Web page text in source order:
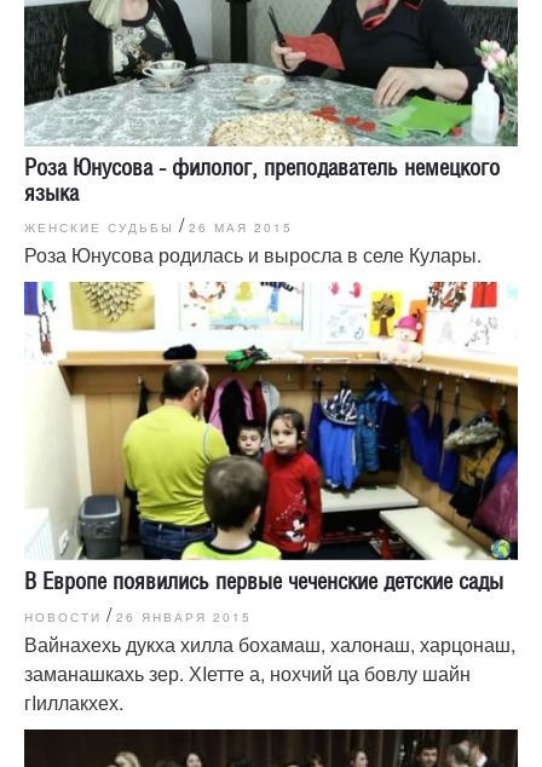
Роза Юнусова - филолог, преподаватель немецкого
языка
ЖЕНСКИЕ СУДЬБЫ / 26 МАЯ 2015
Роза Юнусова родилась и выросла в селе Кулары.
В Европе появились первые чеченские детские сады
НОВОСТИ / 26 ЯНВАРЯ 2015
Вайнахехь дукха хилла бохамаш, халонаш, харцонаш,
заманашкахь зер. ХIетте а, нохчий ца бовлу шайн
гIиллакхех.